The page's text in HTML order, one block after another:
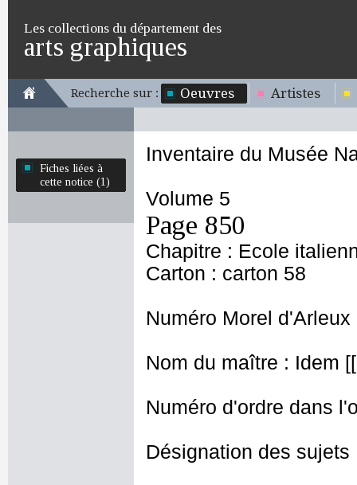
Les collections du département des
arts graphiques
Recherche sur : Oeuvres Artistes
Fiches liées à
cette notice (1)
Inventaire du Musée
Volume 5
Page 850
Chapitre : Ecole
Carton : carton 58
Numéro Morel d'Arleux
Nom du maître : Idem
Numéro d'ordre dans
Désignation des